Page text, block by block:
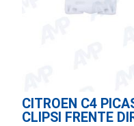
CITROEN C4
CLIPSI FRENTE